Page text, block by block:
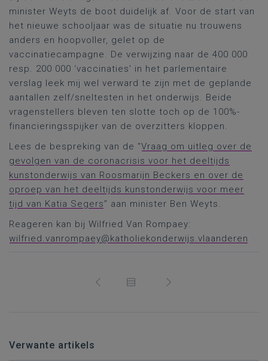
minister Weyts de boot duidelijk af. Voor de start van
het nieuwe schooljaar was de situatie nu trouwens
anders en hoopvoller, gelet op de
vaccinatiecampagne. De verwijzing naar de 400 000
resp. 200 000 ‘vaccinaties’ in het parlementaire
verslag leek mij wel verward te zijn met de geplande
aantallen zelf/sneltesten in het onderwijs. Beide
vragenstellers bleven ten slotte toch op de 100%-
financieringsspijker van de overzitters kloppen.
Lees de bespreking van de “Vraag om uitleg over de
gevolgen van de coronacrisis voor het deeltijds
kunstonderwijs van Roosmarijn Beckers en over de
oproep van het deeltijds kunstonderwijs voor meer
tijd van Katia Segers” aan minister Ben Weyts.
Reageren kan bij Wilfried Van Rompaey:
wilfried.vanrompaey@katholiekonderwijs.vlaanderen
Verwante artikels